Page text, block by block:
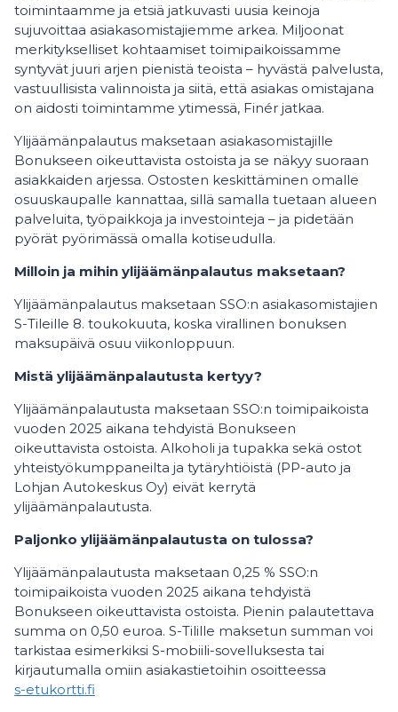
toimintaamme ja etsiä jatkuvasti uusia keinoja
sujuvoittaa asiakasomistajiemme arkea. Miljoonat
merkitykselliset kohtaamiset toimipaikoissamme
syntyvät juuri arjen pienistä teoista – hyvästä palvelusta,
vastuullisista valinnoista ja siitä, että asiakas omistajana
on aidosti toimintamme ytimessä, Finér jatkaa.
Ylijäämänpalautus maksetaan asiakasomistajille
Bonukseen oikeuttavista ostoista ja se näkyy suoraan
asiakkaiden arjessa. Ostosten keskittäminen omalle
osuuskaupalle kannattaa, sillä samalla tuetaan alueen
palveluita, työpaikkoja ja investointeja – ja pidetään
pyörät pyörimässä omalla kotiseudulla.
Milloin ja mihin ylijäämänpalautus maksetaan?
Ylijäämänpalautus maksetaan SSO:n asiakasomistajien
S-Tileille 8. toukokuuta, koska virallinen bonuksen
maksupäivä osuu viikonloppuun.
Mistä ylijäämänpalautusta kertyy?
Ylijäämänpalautusta maksetaan SSO:n toimipaikoista
vuoden 2025 aikana tehdyistä Bonukseen
oikeuttavista ostoista. Alkoholi ja tupakka sekä ostot
yhteistyökumppaneilta ja tytäryhtiöistä (PP-auto ja
Lohjan Autokeskus Oy) eivät kerrytä
ylijäämänpalautusta.
Paljonko ylijäämänpalautusta on tulossa?
Ylijäämänpalautusta maksetaan 0,25 % SSO:n
toimipaikoista vuoden 2025 aikana tehdyistä
Bonukseen oikeuttavista ostoista. Pienin palautettava
summa on 0,50 euroa. S-Tilille maksetun summan voi
tarkistaa esimerkiksi S-mobiili-sovelluksesta tai
kirjautumalla omiin asiakastietoihin osoitteessa
s-etukortti.fi